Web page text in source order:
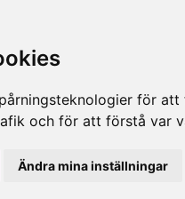
för
och för att förstå var
Ändra mina inställningar